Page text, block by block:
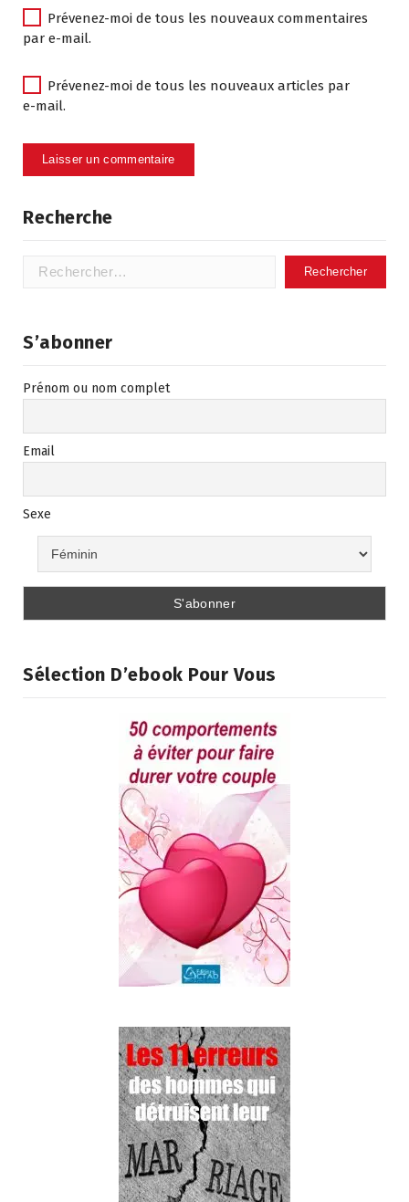
Prévenez-moi de tous les nouveaux commentaires
par e-mail.
Prévenez-moi de tous les nouveaux articles par
e-mail.
Recherche
Rechercher :
S’abonner
Prénom ou nom complet
Email
Sexe
Sélection D’ebook Pour Vous